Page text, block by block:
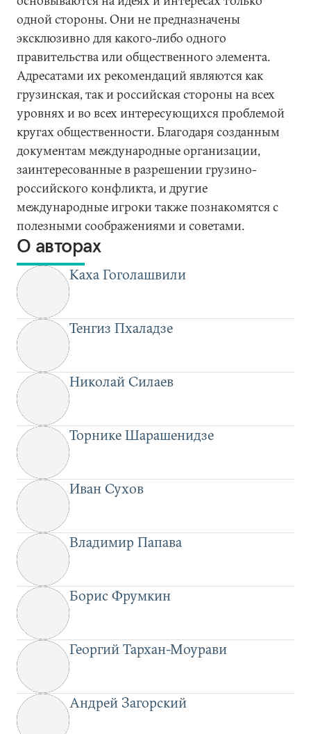
одной стороны. Они не предназначены
эксклюзивно для какого-либо одного
правительства или общественного элемента.
Адресатами их рекомендаций являются как
грузинская, так и российская стороны на всех
уровнях и во всех интересующихся проблемой
кругах общественности. Благодаря созданным
документам международные организации,
заинтересованные в разрешении грузино-
российского конфликта, и другие
международные игроки также познакомятся с
полезными соображениями и советами.
О авторах
Каха Гоголашвили
Тенгиз Пхаладзе
Николай Силаев
Торнике Шарашенидзе
Иван Сухов
Владимир Папава
Борис Фрумкин
Георгий Тархан-Моурави
Андрей Загорский